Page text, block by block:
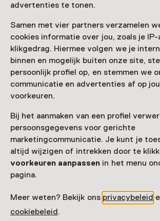
advertenties te tonen.
Samen met vier partners verzamelen
cookies informatie over jou, zoals je IP-
klikgedrag. Hiermee volgen we je
binnen en mogelijk buiten onze site,
persoonlijk profiel op, en stemmen we
communicatie en advertenties af op
voorkeuren.
Bij het aanmaken van een profiel
persoonsgegevens voor gerichte
marketingcommunicatie. Je kunt je
altijd wijzigen of intrekken door te
voorkeuren aanpassen in het menu
pagina.
Meer weten? Bekijk ons privacybeleid
cookiebeleid.
Bekijk alle actuele activiteiten op
Datum & tijd
vrijdag, 22 mei 2026
Toon beschikbaarheid
Locatie
2333 CR Leiden
Route plannenOpent in een nieuw
071 - 75 19 600
Vandaag open van 10:00 tot 17:00 uur
Meer openingstijden